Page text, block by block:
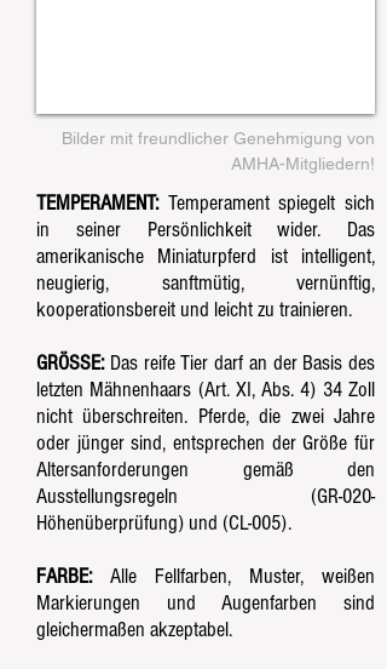
Bilder mit freundlicher Genehmigung von
AMHA-Mitgliedern!
TEMPERAMENT:Temperament spiegelt sich
in seiner Persönlichkeit wider. Das
amerikanische Miniaturpferd ist intelligent,
neugierig, sanftmütig, vernünftig,
kooperationsbereit und leicht zu trainieren.
GRÖSSE:Das reife Tier darf an der Basis des
letzten Mähnenhaars (Art. XI, Abs. 4) 34 Zoll
nicht überschreiten. Pferde, die zwei Jahre
oder jünger sind, entsprechen der Größe für
Altersanforderungen gemäß den
Ausstellungsregeln (GR-020-
Höhenüberprüfung) und (CL-005).
FARBE:Alle Fellfarben, Muster, weißen
Markierungen und Augenfarben sind
gleichermaßen akzeptabel.